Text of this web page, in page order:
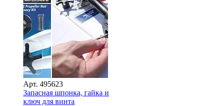
Арт. 495623
Запасная шпонка, гайка и
ключ для винта